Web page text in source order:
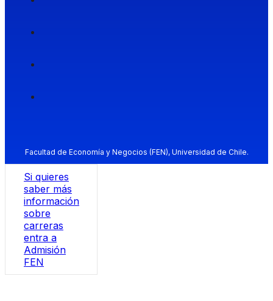
Facultad de Economía y Negocios (FEN), Universidad de Chile.
Si quieres
saber más
información
sobre
carreras
entra a
Admisión
FEN